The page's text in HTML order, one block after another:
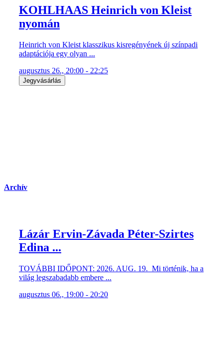
KOHLHAAS Heinrich von Kleist
nyomán
Heinrich von Kleist klasszikus kisregényének új színpadi
adaptációja egy olyan ...
augusztus 26., 20:00 - 22:25
Jegyvásárlás
Archív
Lázár Ervin-Závada Péter-Szirtes
Edina ...
TOVÁBBI IDŐPONT: 2026. AUG. 19. Mi történik, ha a
világ legszabadabb embere ...
augusztus 06., 19:00 - 20:20